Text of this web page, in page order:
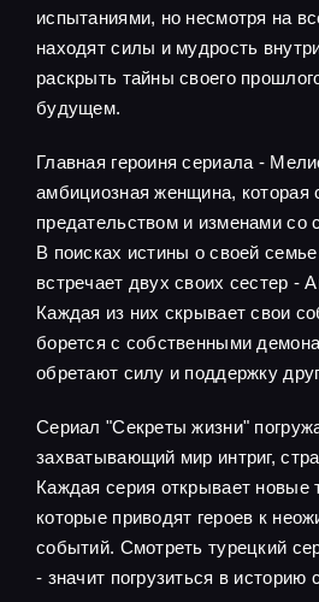
испытаниями, но несмотря на
находят силы и мудрость
раскрыть тайны своего
будущем.
Главная героиня сериала -
амбициозная женщина, которая
предательством и изменами со
В поисках истины о своей
встречает двух своих сестер -
Каждая из них скрывает свои
борется с собственными
обретают силу и поддержку
Сериал "Секреты жизни"
захватывающий мир интриг,
Каждая серия открывает новые
которые приводят героев к
событий. Смотреть турецкий
- значит погрузиться в историю